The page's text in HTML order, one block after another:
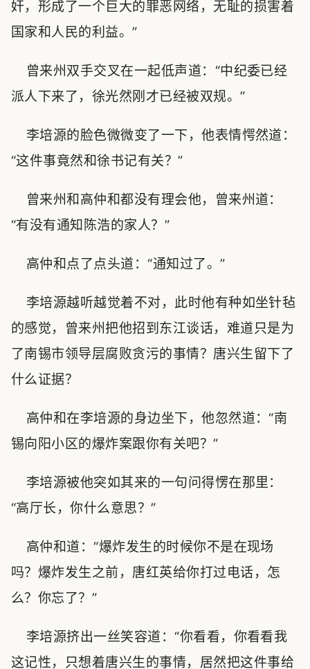
奸，形成了一个巨大的罪恶网络，无耻的损害着
国家和人民的利益。”
曾来州双手交叉在一起低声道：“中纪委已经
派人下来了，徐光然刚才已经被双规。”
李培源的脸色微微变了一下，他表情愕然道：
“这件事竟然和徐书记有关？”
曾来州和高仲和都没有理会他，曾来州道：
“有没有通知陈浩的家人？”
高仲和点了点头道：“通知过了。”
李培源越听越觉着不对，此时他有种如坐针毡
的感觉，曾来州把他招到东江谈话，难道只是为
了南锡市领导层腐败贪污的事情？唐兴生留下了
什么证据？
高仲和在李培源的身边坐下，他忽然道：“南
锡向阳小区的爆炸案跟你有关吧？”
李培源被他突如其来的一句问得愣在那里：
“高厅长，你什么意思？”
高仲和道：“爆炸发生的时候你不是在现场
吗？爆炸发生之前，唐红英给你打过电话，怎
么？你忘了？”
李培源挤出一丝笑容道：“你看看，你看看我
这记性，只想着唐兴生的事情，居然把这件事给